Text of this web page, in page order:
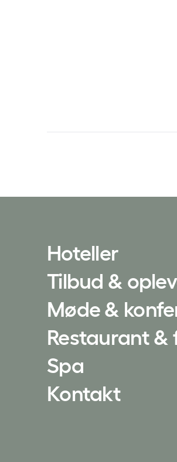
Hoteller
Tilbud &
Møde &
Restaurant &
Spa
Kontakt